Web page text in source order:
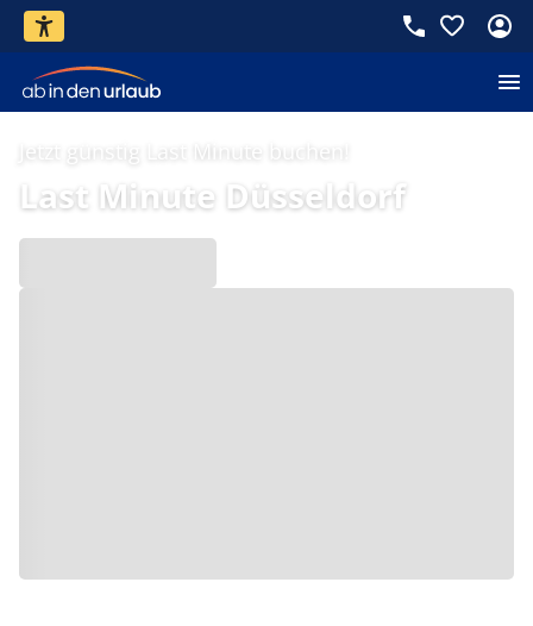
Jetzt günstig Last Minute buchen!
Last Minute Düsseldorf